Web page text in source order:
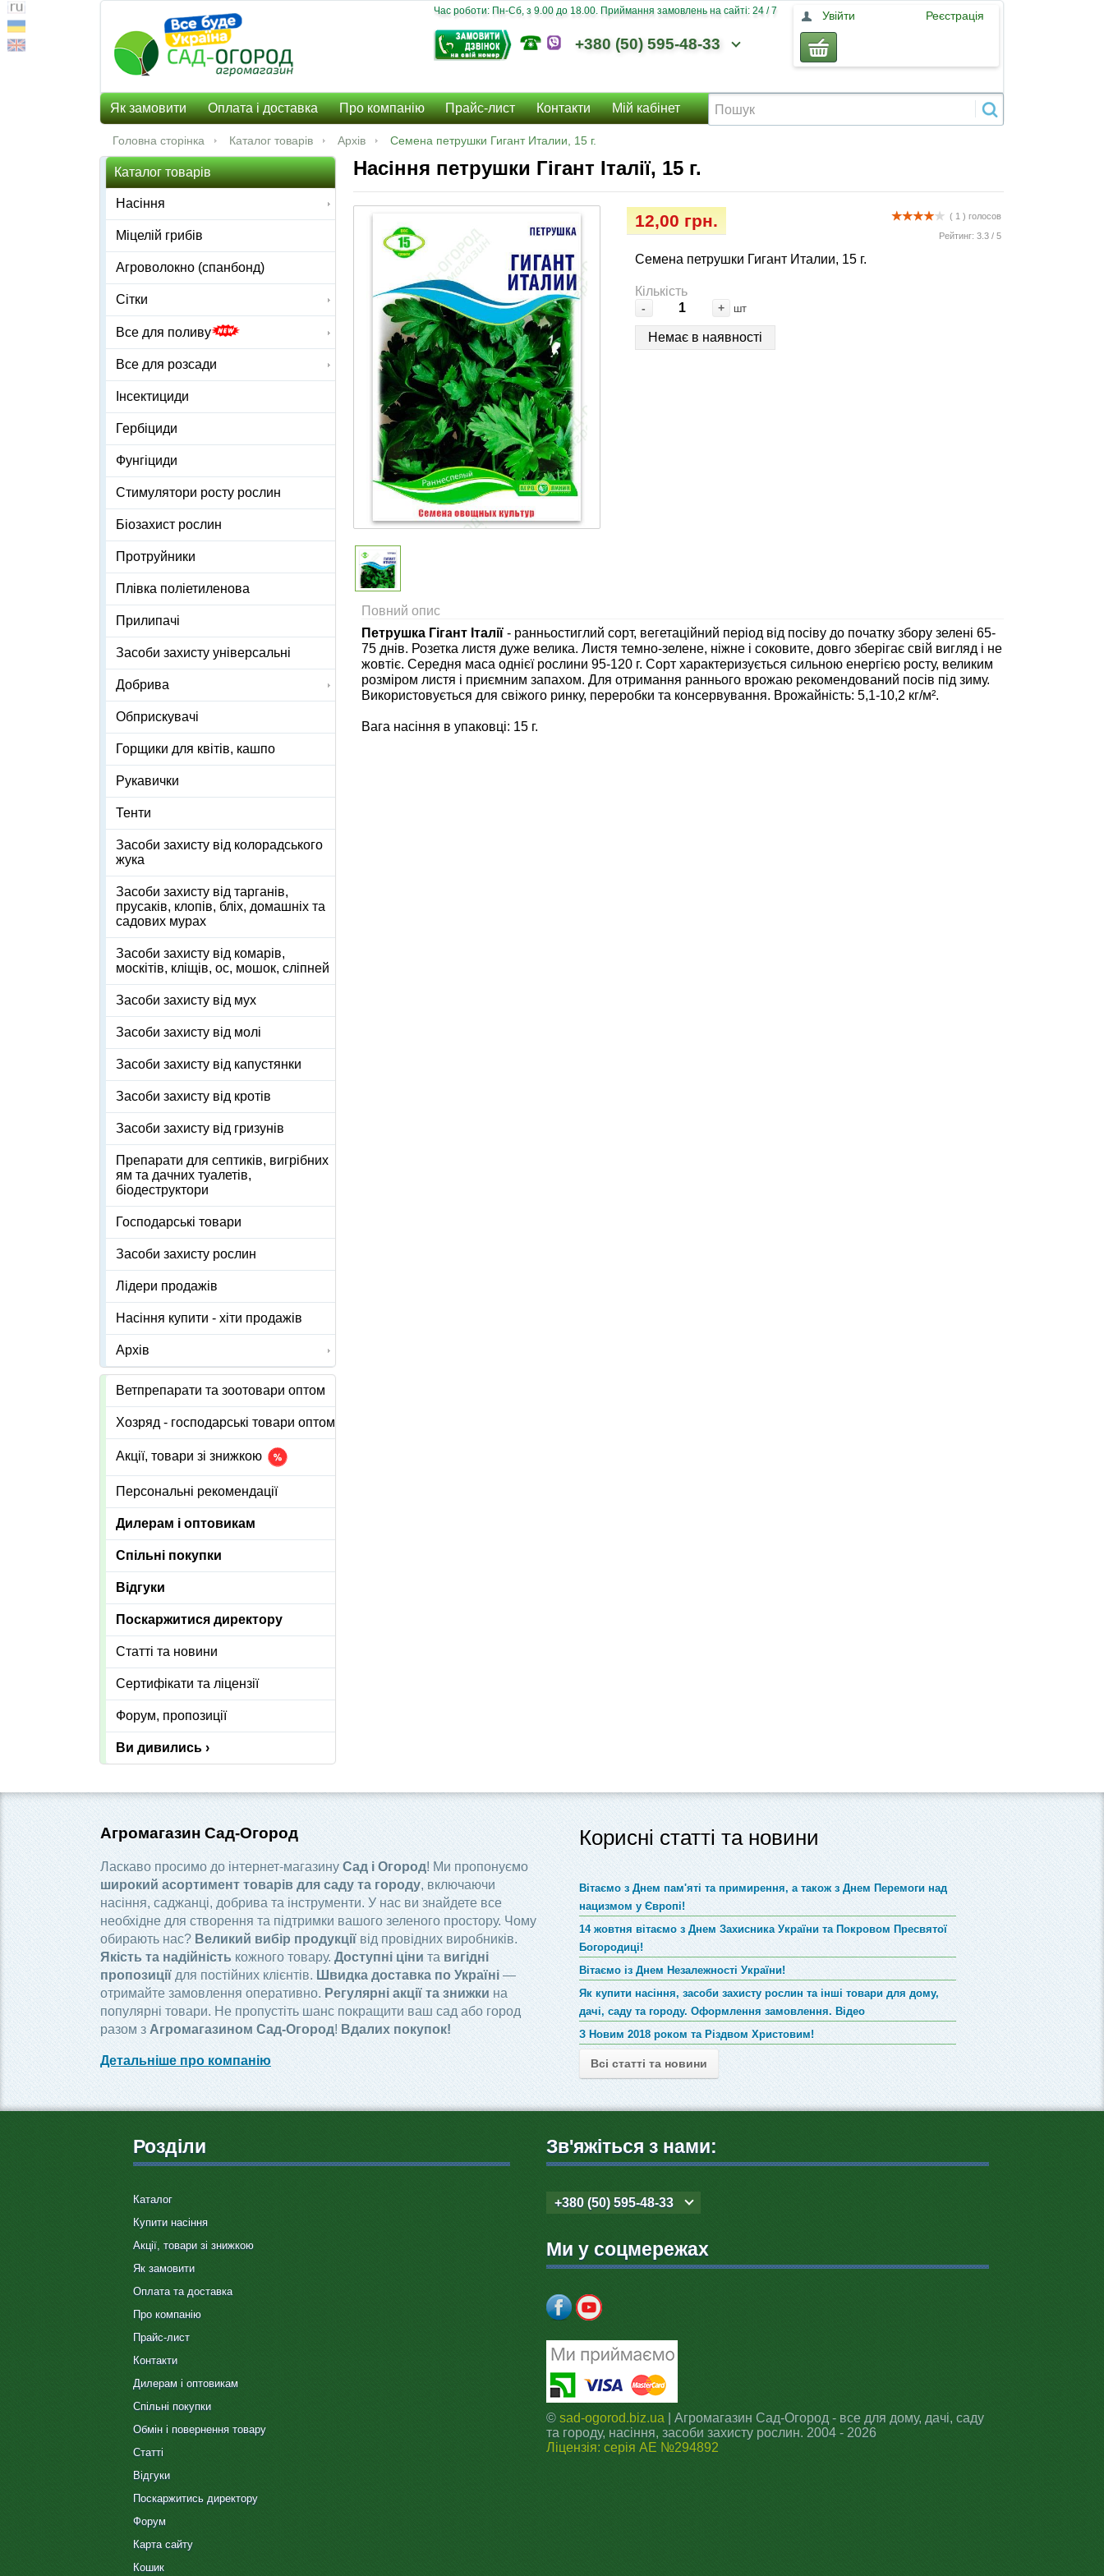
Час роботи: Пн-Сб, з 9.00 до 18.00. Приймання замовлень на сайті: 24 / 7
+380 (50) 595-48-33
Увійти Реєстрація
Як замовити Оплата і доставка Про компанію Прайс-лист Контакти Мій кабінет
Головна сторінка Каталог товарів Архів Семена петрушки Гигант Италии, 15 г.
Насіння петрушки Гігант Італії, 15 г.
( 1 ) голосов
Рейтинг: 3.3/ 5
12,00 грн.
Семена петрушки Гигант Италии, 15 г.
Кількість
- + шт
Немає в наявності
Повний опис
Петрушка Гігант Італії - ранньостиглий сорт, вегетаційний період від посіву до початку збору зелені 65-
75 днів. Розетка листя дуже велика. Листя темно-зелене, ніжне і соковите, довго зберігає свій вигляд і не
жовтіє. Середня маса однієї рослини 95-120 г. Сорт характеризується сильною енергією росту, великим
розміром листя і приємним запахом. Для отримання раннього врожаю рекомендований посів під зиму.
Використовується для свіжого ринку, переробки та консервування. Врожайність: 5,1-10,2 кг/м².
Вага насіння в упаковці: 15 г.
Каталог товарів
Насіння
Міцелій грибів
Агроволокно (спанбонд)
Сітки
Все для поливу
Все для розсади
Інсектициди
Гербіциди
Фунгіциди
Стимулятори росту рослин
Біозахист рослин
Протруйники
Плівка поліетиленова
Прилипачі
Засоби захисту універсальні
Добрива
Обприскувачі
Горщики для квітів, кашпо
Рукавички
Тенти
Засоби захисту від колорадського
жука
Засоби захисту від тарганів,
прусаків, клопів, бліх, домашніх та
садових мурах
Засоби захисту від комарів,
москітів, кліщів, ос, мошок, сліпней
Засоби захисту від мух
Засоби захисту від молі
Засоби захисту від капустянки
Засоби захисту від кротів
Засоби захисту від гризунів
Препарати для септиків, вигрібних
ям та дачних туалетів,
біодеструктори
Господарські товари
Засоби захисту рослин
Лідери продажів
Насіння купити - хіти продажів
Архів
Ветпрепарати та зоотовари оптом
Хозряд - господарські товари оптом
Акції, товари зі знижкою
Персональні рекомендації
Дилерам і оптовикам
Спільні покупки
Відгуки
Поскаржитися директору
Статті та новини
Сертифікати та ліцензії
Форум, пропозиції
Ви дивились ›
Агромагазин Сад-Огород
Ласкаво просимо до інтернет-магазину Сад і Огород! Ми пропонуємо
широкий асортимент товарів для саду та городу, включаючи
насіння, саджанці, добрива та інструменти. У нас ви знайдете все
необхідне для створення та підтримки вашого зеленого простору. Чому
обирають нас? Великий вибір продукції від провідних виробників.
Якість та надійність кожного товару.Доступні ціни та вигідні
пропозиціїдля постійних клієнтів. Швидка доставка по Україні—
отримайте замовлення оперативно. Регулярні акції та знижки на
популярні товари. Не пропустіть шанс покращити ваш сад або город
разом зАгромагазином Сад-Огород! Вдалих покупок!
Детальніше про компанію
Корисні статті та новини
Вітаємо з Днем пам'яті та примирення, а також з Днем Перемоги над
нацизмом у Європі!
14 жовтня вітаємо з Днем Захисника України та Покровом Пресвятої
Богородиці!
Вітаємо із Днем Незалежності України!
Як купити насіння, засоби захисту рослин та інші товари для дому,
дачі, саду та городу. Оформлення замовлення. Відео
З Новим 2018 роком та Різдвом Христовим!
Всі статті та новини
Розділи
Каталог
Купити насіння
Акції, товари зі знижкою
Як замовити
Оплата та доставка
Про компанію
Прайс-лист
Контакти
Дилерам і оптовикам
Спільні покупки
Обмін і повернення товару
Статті
Відгуки
Поскаржитись директору
Форум
Карта сайту
Кошик
Зв'яжіться з нами:
+380 (50) 595-48-33
Ми у соцмережах
© sad-ogorod.biz.ua | Агромагазин Сад-Огород - все для дому, дачі, саду
та городу, насіння, засоби захисту рослин. 2004 - 2026
Ліцензія: серія АЕ №294892